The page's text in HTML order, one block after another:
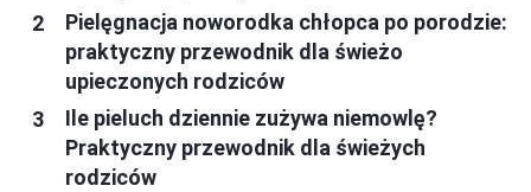
Pielęgnacja noworodka chłopca po porodzie:
praktyczny przewodnik dla świeżo
upieczonych rodziców
Ile pieluch dziennie zużywa niemowlę?
Praktyczny przewodnik dla świeżych
rodziców